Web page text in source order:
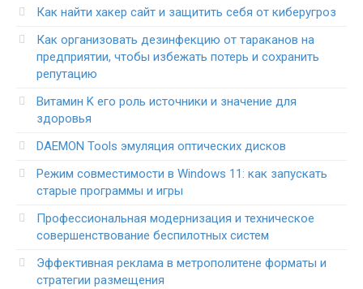
Как найти хакер сайт и защитить себя от киберугроз
Как организовать дезинфекцию от тараканов на
предприятии, чтобы избежать потерь и сохранить
репутацию
Витамин K его роль источники и значение для
здоровья
DAEMON Tools эмуляция оптических дисков
Режим совместимости в Windows 11: как запускать
старые программы и игры
Профессиональная модернизация и техническое
совершенствование беспилотных систем
Эффективная реклама в метрополитене форматы и
стратегии размещения